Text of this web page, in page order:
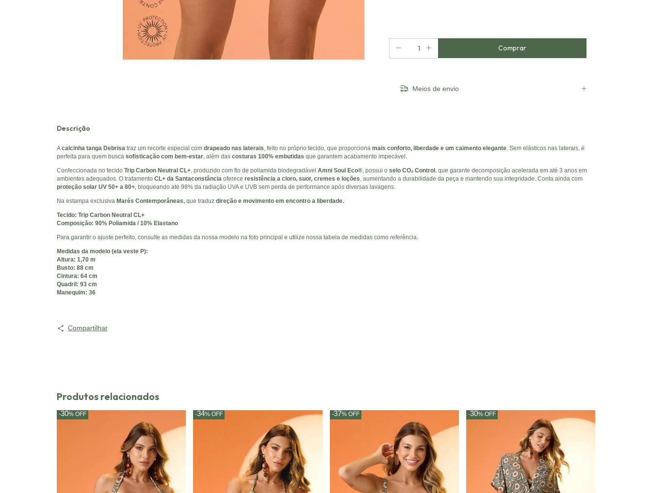
Meios de envio
Descrição
Acalcinha tanga Debrisa traz um recorte especial com drapeado nas laterais, feito no próprio tecido, que proporciona mais conforto, liberdade e um caimento elegante. Sem elásticos nas laterais, é
perfeita para quem busca sofisticação com bem-estar, além das costuras 100% embutidas que garantem acabamento impecável.
Confeccionada no tecido Trip Carbon Neutral CL+, produzido com fio de poliamida biodegradável Amni Soul Eco®, possui o selo CO₂ Control , que garante decomposição acelerada em até 3 anos em
ambientes adequados. O tratamento CL+ da Santaconstância oferece resistência a cloro, suor, cremes e loções, aumentando a durabilidade da peça e mantendo sua integridade. Conta ainda com
proteção solar UV 50+ a 80+, bloqueando até 98% da radiação UVA e UVB sem perda de performance após diversas lavagens.
Na estampa exclusiva Marés Contemporâneas, que traduz direção e movimento em encontro a liberdade.
Tecido: Trip Carbon Neutral CL+
Composição: 90% Poliamida / 10% Elastano
Para garantir o ajuste perfeito, consulte as medidas da nossa modelo na foto principal e utilize nossa tabela de medidas como referência.
Medidas da modelo (ela veste P):
Altura: 1,70 m
Busto: 88 cm
Cintura: 64 cm
Quadril: 93 cm
Manequim: 36
Compartilhar
Produtos relacionados
-30% OFF -34%OFF -37% OFF -30% OFF